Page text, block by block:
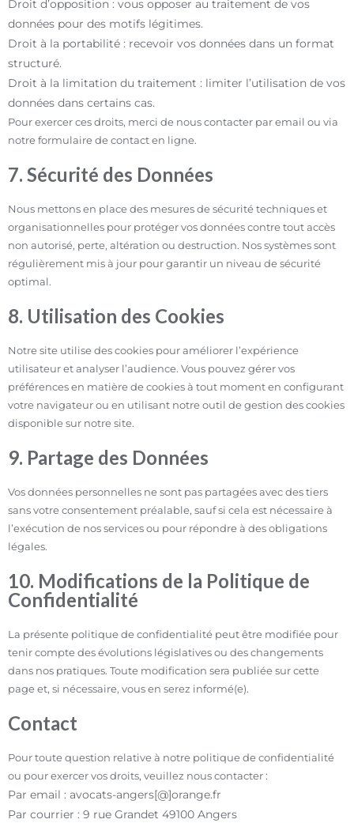
Droit d’opposition : vous opposer au traitement de vos
données pour des motifs légitimes.
Droit à la portabilité : recevoir vos données dans un format
structuré.
Droit à la limitation du traitement : limiter l’utilisation de vos
données dans certains cas.
Pour exercer ces droits, merci de nous contacter par email ou via
notre formulaire de contact en ligne.
7. Sécurité des Données
Nous mettons en place des mesures de sécurité techniques et
organisationnelles pour protéger vos données contre tout accès
non autorisé, perte, altération ou destruction. Nos systèmes sont
régulièrement mis à jour pour garantir un niveau de sécurité
optimal.
8. Utilisation des Cookies
Notre site utilise des cookies pour améliorer l’expérience
utilisateur et analyser l’audience. Vous pouvez gérer vos
préférences en matière de cookies à tout moment en configurant
votre navigateur ou en utilisant notre outil de gestion des cookies
disponible sur notre site.
9. Partage des Données
Vos données personnelles ne sont pas partagées avec des tiers
sans votre consentement préalable, sauf si cela est nécessaire à
l’exécution de nos services ou pour répondre à des obligations
légales.
10. Modifications de la Politique de
Confidentialité
La présente politique de confidentialité peut être modifiée pour
tenir compte des évolutions législatives ou des changements
dans nos pratiques. Toute modification sera publiée sur cette
page et, si nécessaire, vous en serez informé(e).
Contact
Pour toute question relative à notre politique de confidentialité
ou pour exercer vos droits, veuillez nous contacter :
Par email : avocats-angers[@]orange.fr
Par courrier : 9 rue Grandet 49100 Angers